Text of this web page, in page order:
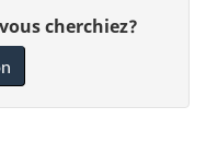
cherchiez?